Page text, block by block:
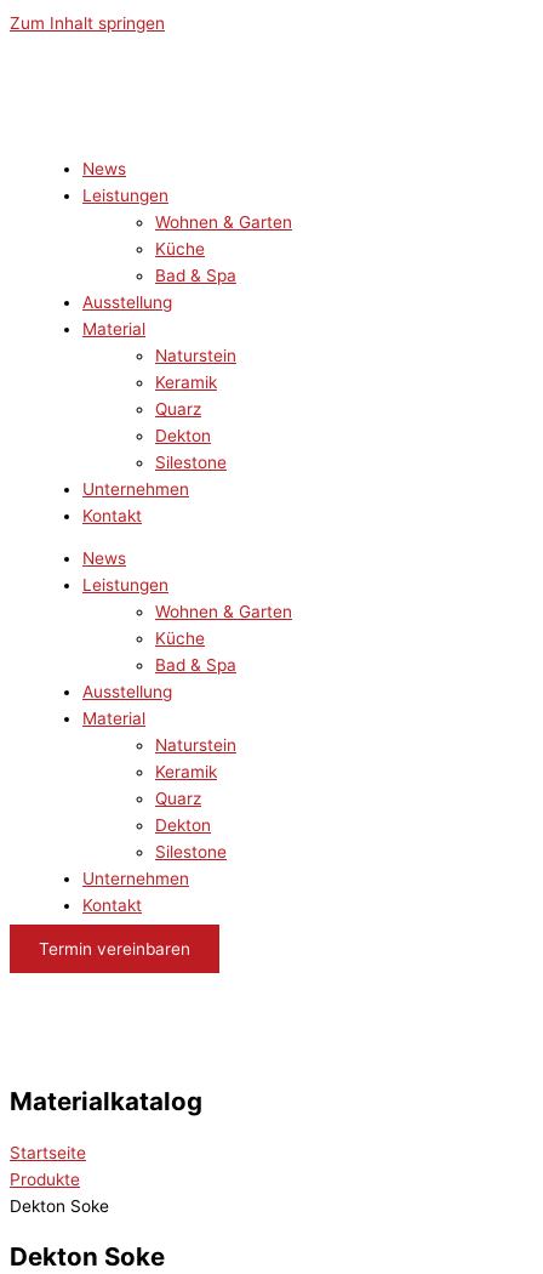
Zum Inhalt springen
News
Leistungen
Wohnen & Garten
Küche
Bad & Spa
Ausstellung
Material
Naturstein
Keramik
Quarz
Dekton
Silestone
Unternehmen
Kontakt
News
Leistungen
Wohnen & Garten
Küche
Bad & Spa
Ausstellung
Material
Naturstein
Keramik
Quarz
Dekton
Silestone
Unternehmen
Kontakt
Termin vereinbaren
Materialkatalog
Startseite
Produkte
Dekton Soke
Dekton Soke